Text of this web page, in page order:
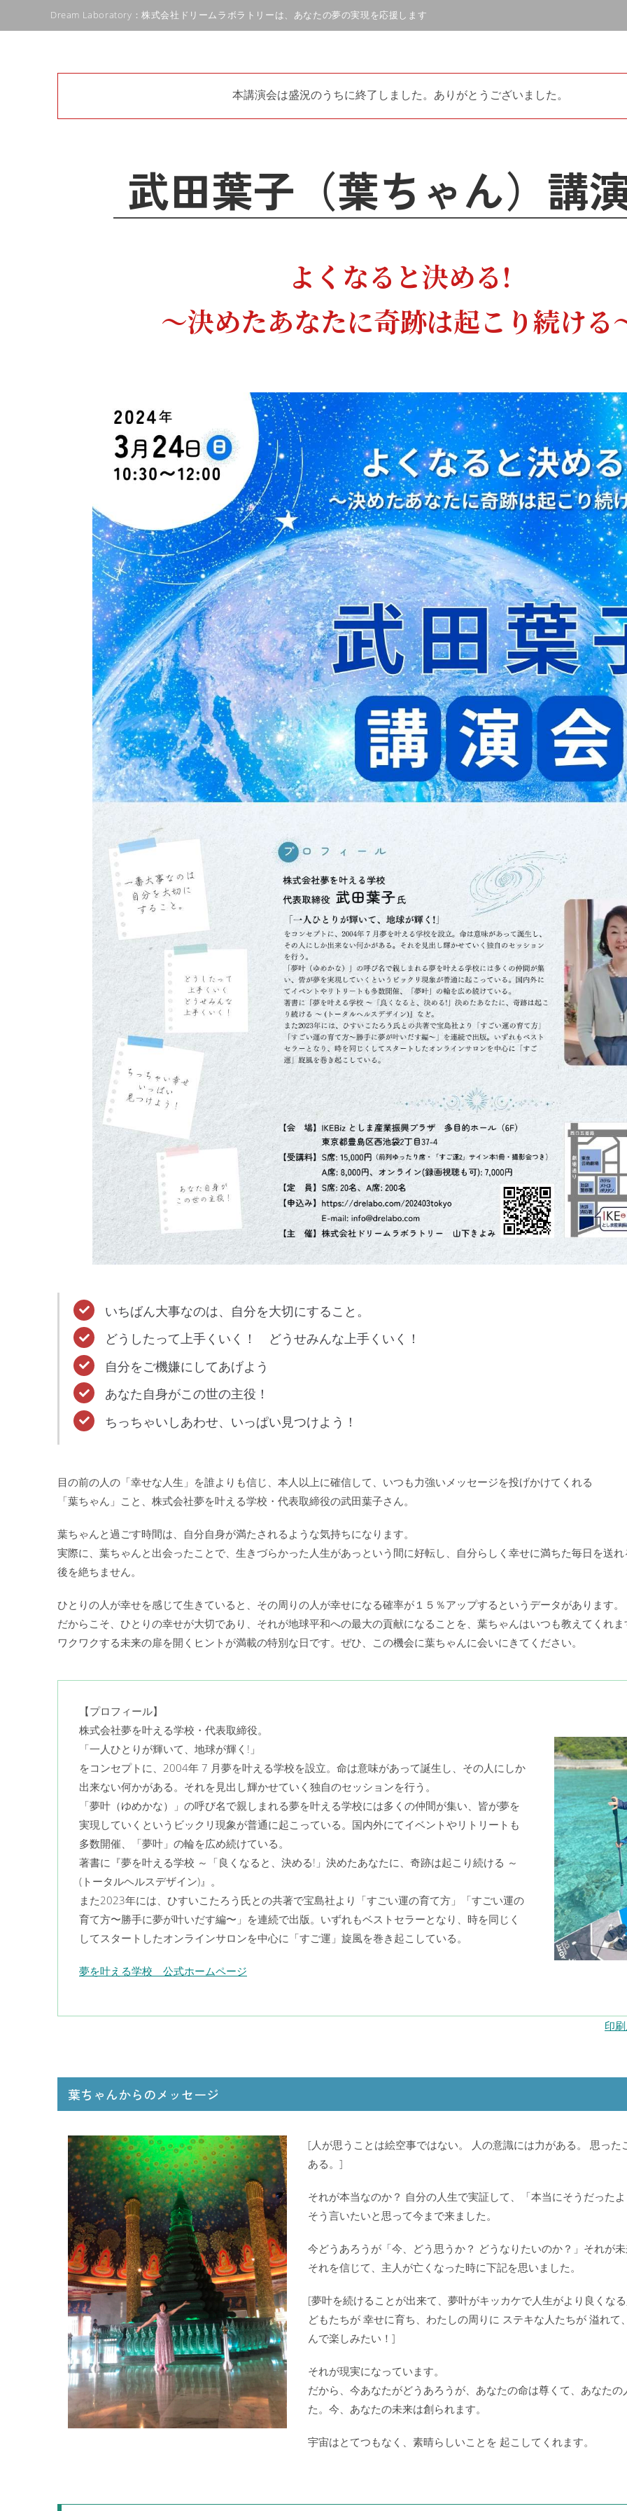
Dream Laboratory：株式会社ドリームラボラトリーは、あなたの夢の実現を応援します
本講演会は盛況のうちに終了しました。ありがとうございました。
武田葉子（葉ちゃん）講
よくなると決める!
〜決めたあなたに奇跡は起こり続ける
いちばん大事なのは、自分を大切にすること。
どうしたって上手くいく！ どうせみんな上手くいく！
自分をご機嫌にしてあげよう
あなた自身がこの世の主役！
ちっちゃいしあわせ、いっぱい見つけよう！
目の前の人の「幸せな人生」を誰よりも信じ、本人以上に確信して、いつも力強いメッセージを投げかけてくれる
「葉ちゃん」こと、株式会社夢を叶える学校・代表取締役の武田葉子さん。
葉ちゃんと過ごす時間は、自分自身が満たされるような気持ちになります。
実際に、葉ちゃんと出会ったことで、生きづらかった人生があっという間に好転し、自分らしく幸せに満ちた毎日を送
後を絶ちません。
ひとりの人が幸せを感じて生きていると、その周りの人が幸せになる確率が１５％アップするというデータがあります。
だからこそ、ひとりの幸せが大切であり、それが地球平和への最大の貢献になることを、葉ちゃんはいつも教えてくれま
ワクワクする未来の扉を開くヒントが満載の特別な日です。ぜひ、この機会に葉ちゃんに会いにきてください。
【プロフィール】
株式会社夢を叶える学校・代表取締役。
「一人ひとりが輝いて、地球が輝く!」
をコンセプトに、2004年 7 月夢を叶える学校を設立。命は意味があって誕生し、その人にしか
出来ない何かがある。それを見出し輝かせていく独自のセッションを行う。
「夢叶（ゆめかな）」の呼び名で親しまれる夢を叶える学校には多くの仲間が集い、皆が夢を
実現していくというビックリ現象が普通に起こっている。国内外にてイベントやリトリートも
多数開催、「夢叶」の輪を広め続けている。
著書に『夢を叶える学校 ～「良くなると、決める!」決めたあなたに、奇跡は起こり続ける ～
(トータルヘルスデザイン)』。
また2023年には、ひすいこたろう氏との共著で宝島社より「すごい運の育て方」「すごい運の
育て方〜勝手に夢が叶いだす編〜」を連続で出版。いずれもベストセラーとなり、時を同じく
してスタートしたオンラインサロンを中心に「すご運」旋風を巻き起こしている。
夢を叶える学校 公式ホームページ
印
葉ちゃんからのメッセージ
[人が思うことは絵空事ではない。 人の意識には力がある。 思った
ある。]
それが本当なのか？ 自分の人生で実証して、「本当にそうだった
そう言いたいと思って今まで来ました。
今どうあろうが「今、どう思うか？ どうなりたいのか？」それが
それを信じて、主人が亡くなった時に下記を思いました。
[夢叶を続けることが出来て、夢叶がキッカケで人生がより良くな
どもたちが 幸せに育ち、わたしの周りに ステキな人たちが 溢れて
んで楽しみたい！]
それが現実になっています。
だから、今あなたがどうあろうが、あなたの命は尊くて、あなた
た。今、あなたの未来は創られます。
宇宙はとてつもなく、素晴らしいことを 起こしてくれます。